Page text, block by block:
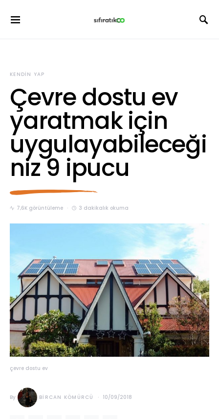
KENDIN YAP
Çevre dostu ev
yaratmak için
uygulayabileceği
niz 9 ipucu
7,6K görüntüleme 3 dakikalık okuma
çevre dostu ev
By BIRCAN KÖMÜRCÜ 10/09/2018